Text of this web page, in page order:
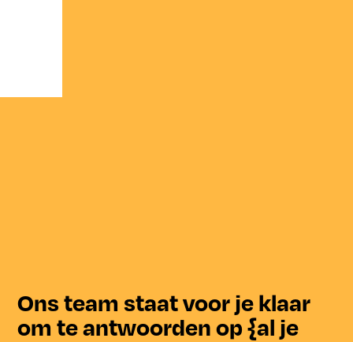
Ons team staat voor je klaar
om te antwoorden op {al je